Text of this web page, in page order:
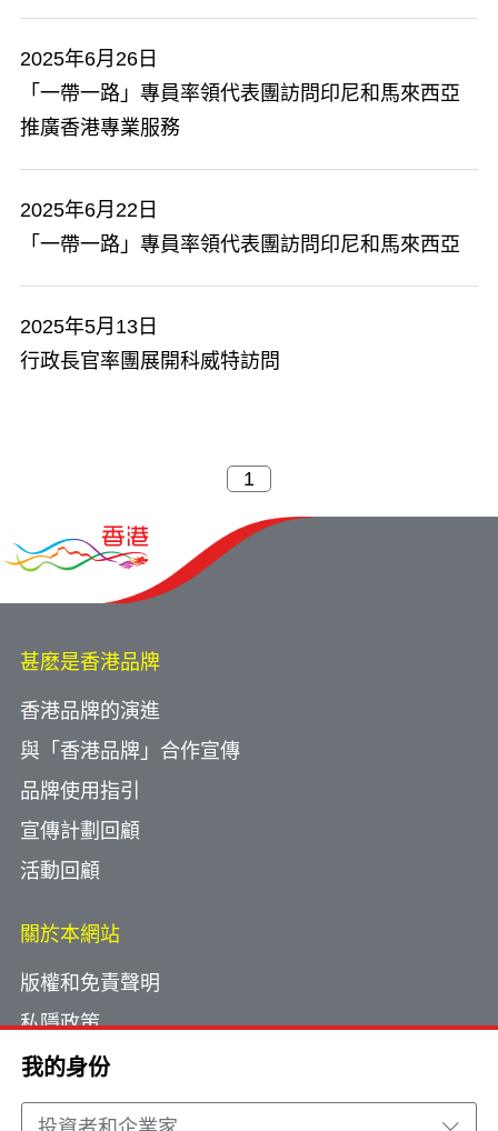
我的身份
2025年6月26日
「一帶一路」專員率領代表團訪問印尼和馬來西亞
推廣香港專業服務
2025年6月22日
「一帶一路」專員率領代表團訪問印尼和馬來西亞
2025年5月13日
行政長官率團展開科威特訪問
甚麽是香港品牌
香港品牌的演進
與「香港品牌」合作宣傳
品牌使用指引
宣傳計劃回顧
活動回顧
關於本網站
版權和免責聲明
私隱政策
使用小型文字檔案
網頁指南